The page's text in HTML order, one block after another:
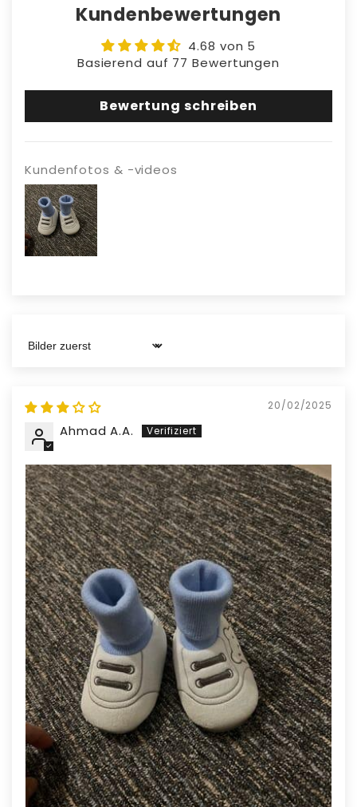
Gebrauchsanweisung: Überprüfe das
Produkt auf Schäden und stelle die
Nutzung ein, wenn Probleme auftreten.
keine Komponenten, um die Sicherheit zu
gewährleisten.
Kundenbewertungen
4.68 von 5
Basierend auf 77 Bewertungen
Bewertung schreiben
Kundenfotos & -videos
Sort by
20/02/2025
Ahmad A.A.